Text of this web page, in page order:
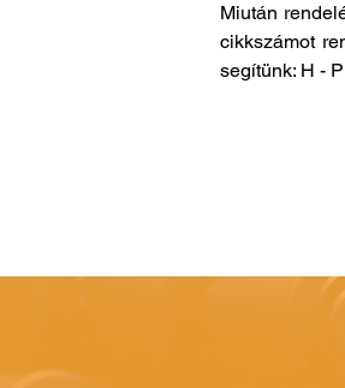
Miután
cikkszámot
segítünk: H -